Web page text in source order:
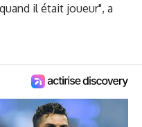
il était joueur", a